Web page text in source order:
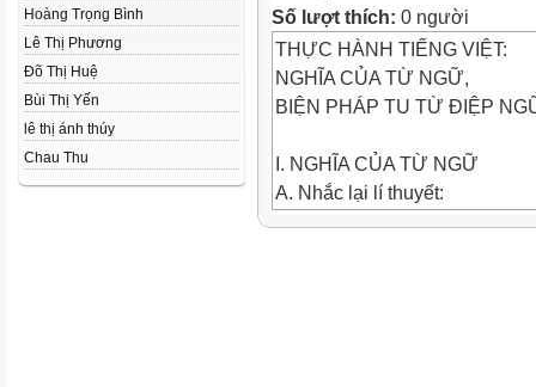
Hoàng Trọng Bình
Lê Thị Phương
Đõ Thị Huệ
Bùi Thị Yến
lê thị ánh thúy
Chau Thu
Số lượt thích: 0 người
THỰC HÀNH TIẾNG VIỆT:
NGHĨA CỦA TỪ NGỮ,
BIỆN PHÁP TU TỪ ĐIỆP
I. NGHĨA CỦA TỪ NGỮ
A. Nhắc lại lí thuyết: